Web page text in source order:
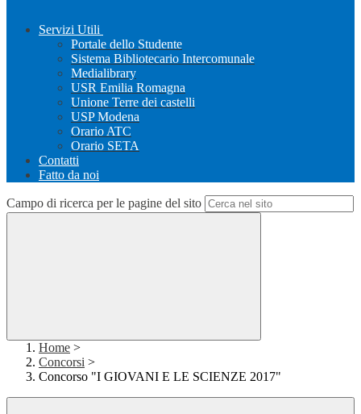
Servizi Utili
Portale dello Studente
Sistema Bibliotecario Intercomunale
Medialibrary
USR Emilia Romagna
Unione Terre dei castelli
USP Modena
Orario ATC
Orario SETA
Contatti
Fatto da noi
Campo di ricerca per le pagine del sito
Home >
Concorsi >
Concorso "I GIOVANI E LE SCIENZE 2017"